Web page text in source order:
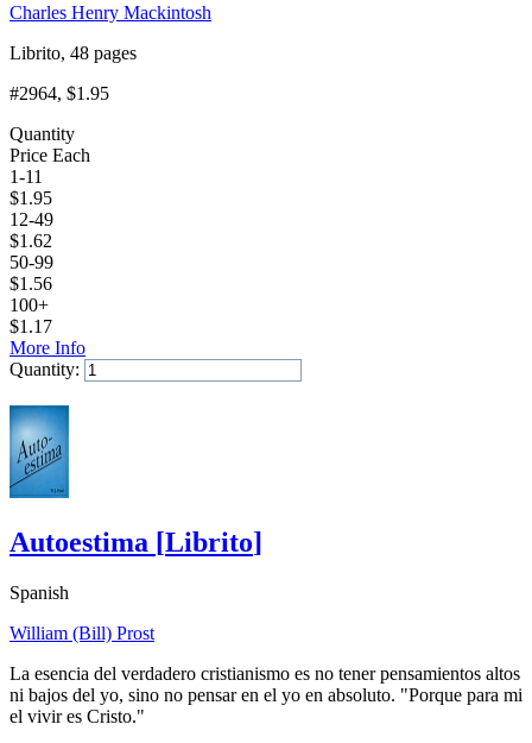
Charles Henry Mackintosh
Librito, 48 pages
#2964, $1.95
Quantity
Price Each
1-11
$1.95
12-49
$1.62
50-99
$1.56
100+
$1.17
More Info
Quantity:
Autoestima [Librito]
Spanish
William (Bill) Prost
La esencia del verdadero cristianismo es no tener pensamientos altos
ni bajos del yo, sino no pensar en el yo en absoluto. "Porque para mi
el vivir es Cristo."